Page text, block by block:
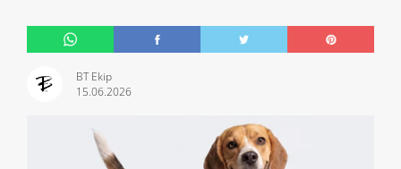
BT Ekip
15.06.2026